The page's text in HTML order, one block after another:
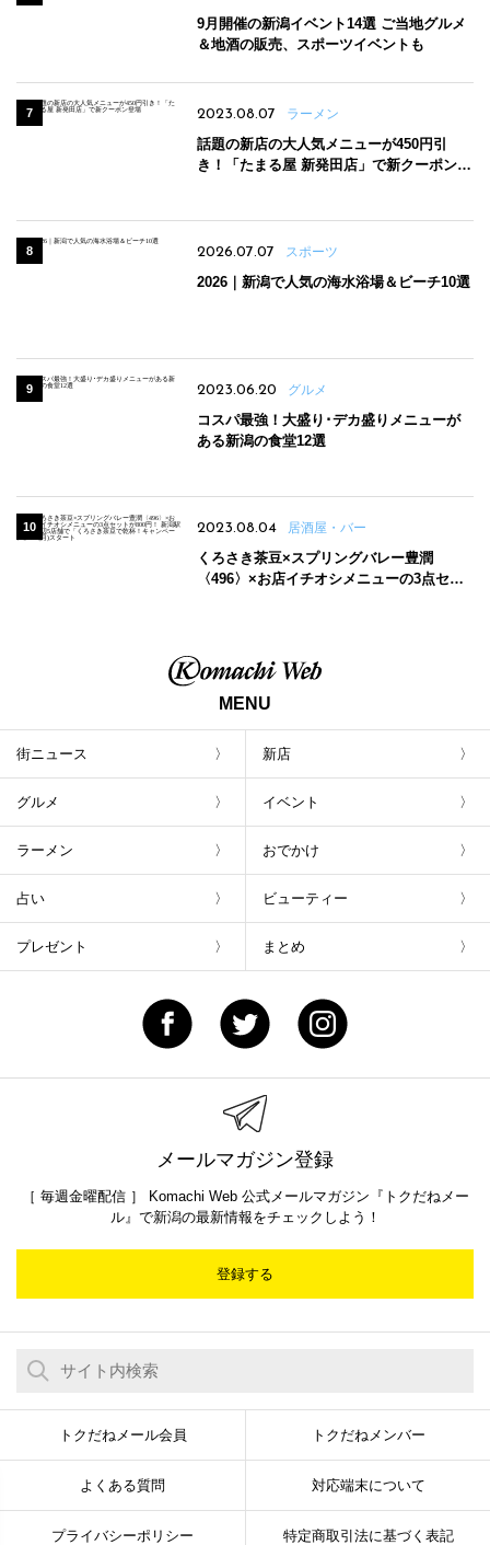
9月開催の新潟イベント14選 ご当地グルメ
＆地酒の販売、スポーツイベントも
2023.08.07 ラーメン
話題の新店の大人気メニューが450円引
き！「たまる屋 新発田店」で新クーポン登
2026.07.07 スポーツ
2026｜新潟で人気の海水浴場＆ビーチ10選
2023.06.20 グルメ
コスパ最強！大盛り･デカ盛りメニューが
ある新潟の食堂12選
2023.08.04 居酒屋・バー
くろさき茶豆×スプリングバレー豊潤
〈496〉×お店イチオシメニューの3点セッ
MENU
街ニュース 新店
グルメ イベント
ラーメン おでかけ
占い ビューティー
プレゼント まとめ
メールマガジン登録
［ 毎週金曜配信 ］ Komachi Web 公式メールマガジン『トクだねメー
ル』で新潟の最新情報をチェックしよう！
登録する
トクだねメール会員 トクだねメンバー
よくある質問 対応端末について
プライバシーポリシー 特定商取引法に基づく表記